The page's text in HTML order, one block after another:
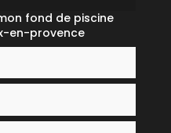
fond de piscine
en-provence